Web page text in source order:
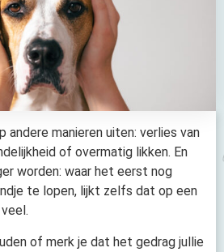
andere manieren uiten: verlies van
of overmatig likken. En
worden: waar het eerst nog
te lopen, lijkt zelfs dat op een
of merk je dat het gedrag jullie